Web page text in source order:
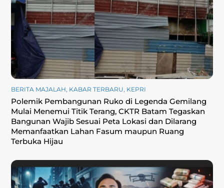
BERITA MAJALAH, KABAR TERBARU, KEPRI
Polemik Pembangunan Ruko di Legenda Gemilang
Mulai Menemui Titik Terang, CKTR Batam Tegaskan
Bangunan Wajib Sesuai Peta Lokasi dan Dilarang
Memanfaatkan Lahan Fasum maupun Ruang
Terbuka Hijau